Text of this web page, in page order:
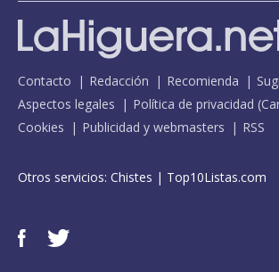
Contacto Redacción Recomienda
Aspectos legales
Política de privacidad (
Cookies
Publicidad y webmasters RSS
Otros servicios: Chistes | Top10Listas.com